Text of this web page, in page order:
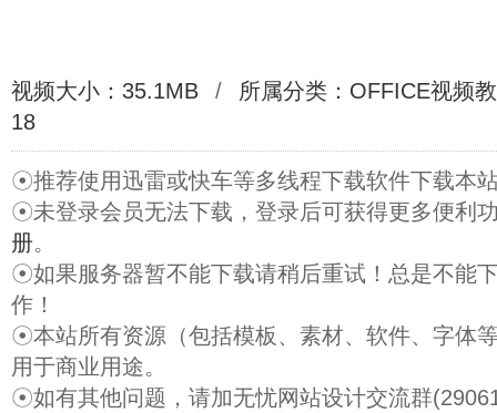
视频大小：35.1MB / 所属分类： OFFICE视频
18
☉推荐使用迅雷或快车等多线程下载软件下载本
☉未登录会员无法下载，登录后可获得更多便利
册。
☉如果服务器暂不能下载请稍后重试！总是不能
作！
☉本站所有资源（包括模板、素材、软件、字体
用于商业用途。
☉如有其他问题，请加无忧网站设计交流群